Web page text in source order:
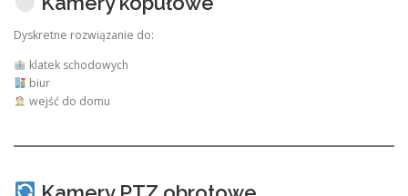
Dyskretne rozwiązanie do:
klatek schodowych
biur
wejść do domu